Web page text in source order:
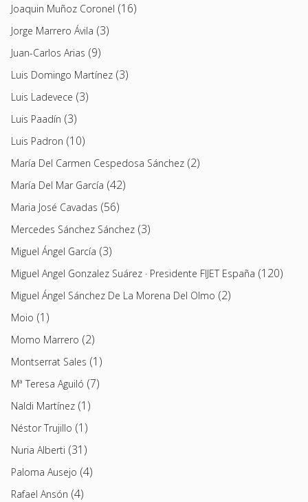
Joaquin Muñoz Coronel (16)
Jorge Marrero Ávila (3)
Juan-Carlos Arias (9)
Luis Domingo Martínez (3)
Luis Ladevece (3)
Luis Paadín (3)
Luis Padron (10)
María Del Carmen Cespedosa Sánchez (2)
María Del Mar García (42)
Maria José Cavadas (56)
Mercedes Sánchez Sánchez (3)
Miguel Ángel García (3)
Miguel Angel Gonzalez Suárez · Presidente FIJET España (120)
Miguel Ángel Sánchez De La Morena Del Olmo (2)
Moio (1)
Momo Marrero (2)
Montserrat Sales (1)
Mª Teresa Aguiló (7)
Naldi Martínez (1)
Néstor Trujillo (1)
Nuria Alberti (31)
Paloma Ausejo (4)
Rafael Ansón (4)